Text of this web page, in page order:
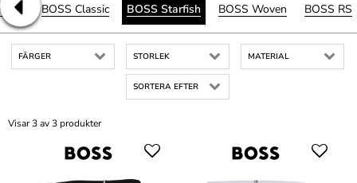
BOSS Classic BOSS Starfish BOSS Woven BOSS RS
FÄRGER STORLEK MATERIAL
SORTERA EFTER
Visar 3 av 3 produkter